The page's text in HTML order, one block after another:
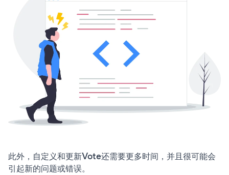
此外，自定义和更新Vote还需要更多时间，并且很可能会
引起新的问题或错误。